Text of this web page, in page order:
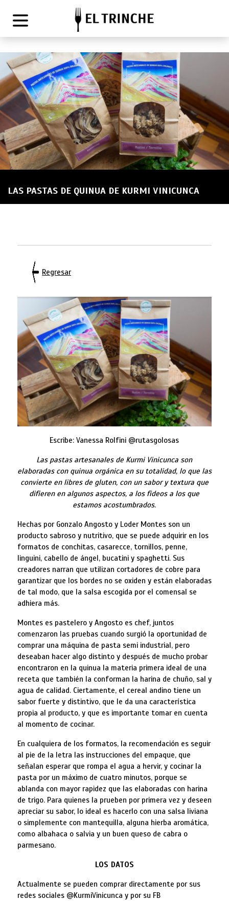
LAS PASTAS DE QUINUA DE KURMI VINICUNCA
Regresar
Escribe: Vanessa Rolfini @rutasgolosas
Las pastas artesanales de Kurmi Vinicunca son
elaboradas con quinua orgánica en su totalidad, lo que las
convierte en libres de gluten, con un sabor y textura que
difieren en algunos aspectos, a los fideos a los que
estamos acostumbrados.
Hechas por Gonzalo Angosto y Loder Montes son un
producto sabroso y nutritivo, que se puede adquirir en los
formatos de conchitas, casarecce, tornillos, penne,
linguini, cabello de ángel, bucatini y spaghetti. Sus
creadores narran que utilizan cortadores de cobre para
garantizar que los bordes no se oxiden y están elaboradas
de tal modo, que la salsa escogida por el comensal se
adhiera más.
Montes es pastelero y Angosto es chef, juntos
comenzaron las pruebas cuando surgió la oportunidad de
comprar una máquina de pasta semi industrial, pero
deseaban hacer algo distinto y después de mucho probar
encontraron en la quinua la materia primera ideal de una
receta que también la conforman la harina de chuño, sal y
agua de calidad. Ciertamente, el cereal andino tiene un
sabor fuerte y distintivo, que le da una característica
propia al producto, y que es importante tomar en cuenta
al momento de cocinar.
En cualquiera de los formatos, la recomendación es seguir
al pie de la letra las instrucciones del empaque, que
señalan esperar que rompa el agua a hervir, y cocinar la
pasta por un máximo de cuatro minutos, porque se
ablanda con mayor rapidez que las elaboradas con harina
de trigo. Para quienes la prueben por primera vez y deseen
apreciar su sabor, lo ideal es hacerlo con una salsa liviana
o simplemente con mantequilla, alguna hierba aromática,
como albahaca o salvia y un buen queso de cabra o
parmesano.
LOS DATOS
Actualmente se pueden comprar directamente por sus
redes sociales @KurmiVinicunca y por su FB